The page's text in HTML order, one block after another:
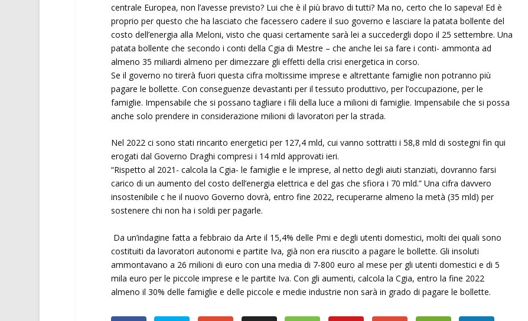
centrale Europea, non l’avesse previsto? Lui che è il più bravo di tutti? Ma no, certo che lo sapeva! Ed è
proprio per questo che ha lasciato che facessero cadere il suo governo e lasciare la patata bollente del
costo dell’energia alla Meloni, visto che quasi certamente sarà lei a succedergli dopo il 25 settembre. Una
patata bollente che secondo i conti della Cgia di Mestre – che anche lei sa fare i conti- ammonta ad
almeno 35 miliardi almeno per dimezzare gli effetti della crisi energetica in corso.
Se il governo no tirerà fuori questa cifra moltissime imprese e altrettante famiglie non potranno più
pagare le bollette. Con conseguenze devastanti per il tessuto produttivo, per l’occupazione, per le
famiglie. Impensabile che si possano tagliare i fili della luce a milioni di famiglie. Impensabile che si possa
anche solo prendere in considerazione milioni di lavoratori per la strada.
Nel 2022 ci sono stati rincarito energetici per 127,4 mld, cui vanno sottratti i 58,8 mld di sostegni fin qui
erogati dal Governo Draghi compresi i 14 mld approvati ieri.
“Rispetto al 2021- calcola la Cgia- le famiglie e le imprese, al netto degli aiuti stanziati, dovranno farsi
carico di un aumento del costo dell’energia elettrica e del gas che sfiora i 70 mld.” Una cifra davvero
insostenibile c he il nuovo Governo dovrà, entro fine 2022, recuperarne almeno la metà (35 mld) per
sostenere chi non ha i soldi per pagarle.
Da un’indagine fatta a febbraio da Arte il 15,4% delle Pmi e degli utenti domestici, molti dei quali sono
costituiti da lavoratori autonomi e partite Iva, già non era riuscito a pagare le bollette. Gli insoluti
ammontavano a 26 milioni di euro con una media di 7-800 euro al mese per gli utenti domestici e di 5
mila euro per le piccole imprese e le partite Iva. Con gli aumenti, calcola la Cgia, entro la fine 2022
almeno il 30% delle famiglie e delle piccole e medie industrie non sarà in grado di pagare le bollette.